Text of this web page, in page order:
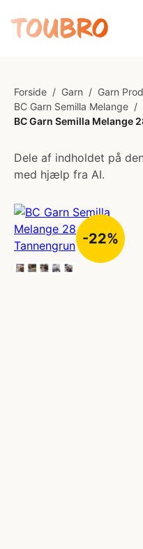
Forside / Garn / Garn
BC Garn Semilla Melange /
BC Garn Semilla Melange
Dele af indholdet på
med hjælp fra AI.
-22%